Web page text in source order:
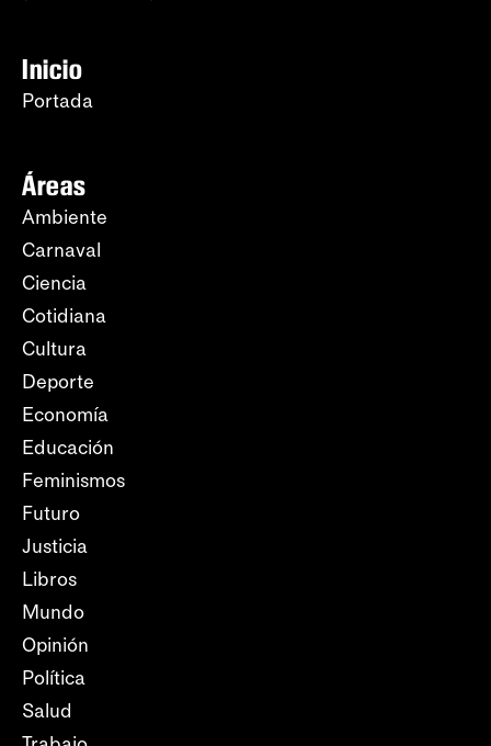
Inicio
Portada
Áreas
Ambiente
Carnaval
Ciencia
Cotidiana
Cultura
Deporte
Economía
Educación
Feminismos
Futuro
Justicia
Libros
Mundo
Opinión
Política
Salud